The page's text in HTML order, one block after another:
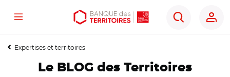
Aller
contenu
Aller
menu
Ouvrir
outils
Menu
Rechercher
Expertises et territoires
Le BLOG des Territoires